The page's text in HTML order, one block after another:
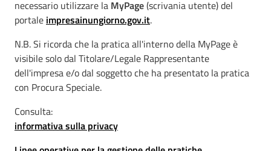
necessario utilizzare la MyPage(scrivania utente) del
portale impresainungiorno.gov.it.
N.B. Si ricorda che la pratica all'interno della MyPage è
visibile solo dal Titolare/Legale Rappresentante
dell'impresa e/o dal soggetto che ha presentato la pratica
con Procura Speciale.
Consulta:
informativa sulla privacy